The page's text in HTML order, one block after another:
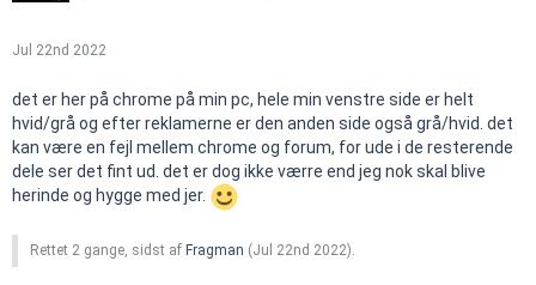
Jul 22nd 2022
det er her på chrome på min pc, hele min venstre side er helt
hvid/grå og efter reklamerne er den anden side også grå/hvid. det
kan være en fejl mellem chrome og forum, for ude i de resterende
dele ser det fint ud. det er dog ikke værre end jeg nok skal blive
herinde og hygge med jer.
Rettet 2 gange, sidst af Fragman (Jul 22nd 2022).